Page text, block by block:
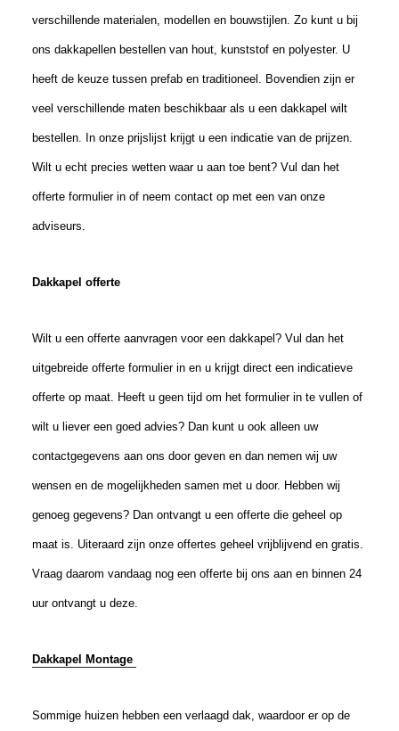
verschillende materialen, modellenen bouwstijlen. Zo kunt u bij
ons dakkapellen bestellen van hout, kunststof en polyester. U
heeft de keuze tussen prefab en traditioneel. Bovendien zijn er
veel verschillende maten beschikbaar als u een dakkapel wilt
bestellen. In onze prijslijst krijgt u een indicatie van de prijzen.
Wilt u echt precies wetten waar u aan toe bent? Vul dan het
offerte formulier in of neem contact op met een van onze
adviseurs.
Dakkapel offerte
Wilt u een offerte aanvragen voor een dakkapel? Vul dan het
uitgebreide offerte formulier in en u krijgt direct een indicatieve
offerte op maat. Heeft u geen tijd om het formulier in te vullen of
wilt u liever een goed advies? Dan kunt u ook alleen uw
contactgegevens aan ons door geven en dan nemen wij uw
wensen en de mogelijkheden samen met u door. Hebben wij
genoeg gegevens? Dan ontvangt u een offerte die geheel op
maat is. Uiteraard zijn onze offertes geheel vrijblijvend en gratis.
Vraag daarom vandaag nog een offerte bij ons aan en binnen 24
uur ontvangt u deze.
Dakkapel Montage
Sommige huizen hebben een verlaagd dak, waardoor er op de